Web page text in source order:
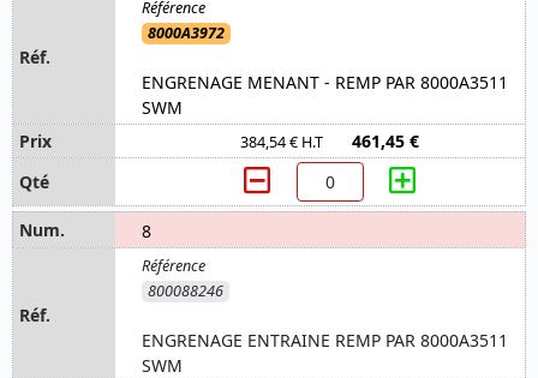
8000A3972
ENGRENAGE MENANT - REMP PAR 8000A3511
SWM
384,54 € H.T 461,45 €
8
800088246
ENGRENAGE ENTRAINE REMP PAR 8000A3511
SWM